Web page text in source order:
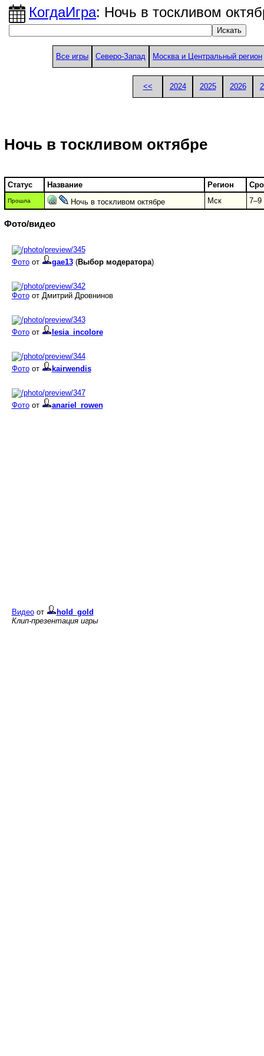
КогдаИгра: Ночь в тоскливом
Все игры Северо-Запад Москва и Центральный регион
<< 2024 2025 2026
Ночь в тоскливом октябре
Статус Название Регион
Прошла Ночь в тоскливом октябре Мск 7–9
Фото/видео
Фотоот gae13(Выбор модератора)
Фотоот Дмитрий Дровнинов
Фотоот lesia_incolore
Фотоот kairwendis
Фотоот anariel_rowen
Видеоот
hold_gold
Клип-презентация игры